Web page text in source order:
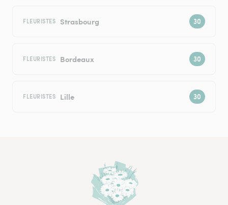
FLEURISTES Strasbourg
FLEURISTES Bordeaux
FLEURISTES Lille